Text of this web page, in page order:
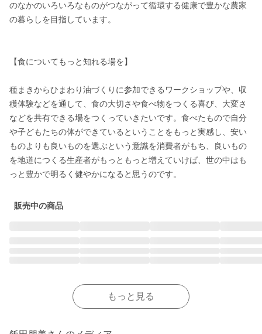
のなかのいろいろなものがつながって循環する健康で豊かな農家
の暮らしを目指しています。
【食についてもっと知れる場を】
種まきからひまわり油づくりに参加できるワークショップや、収
穫体験などを通して、食の大切さや食べ物をつくる喜び、大変さ
などを共有できる場をつくっていきたいです。食べたもので自分
や子どもたちの体ができているということをもっと実感し、安い
ものよりも良いものを選ぶという意識を消費者がもち、良いもの
を地道につくる生産者がもっともっと増えていけば、世の中はも
っと豊かで明るく健やかになると思うのです。
販売中の商品
もっと見る